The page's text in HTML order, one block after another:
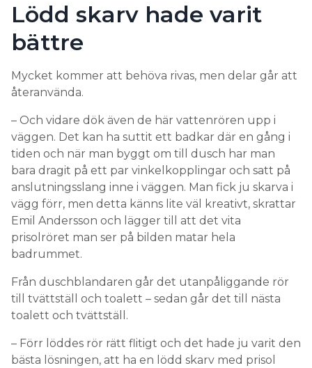
Lödd skarv hade varit
bättre
Mycket kommer att behöva rivas, men delar går att
återanvända.
– Och vidare dök även de här vattenrören upp i
väggen. Det kan ha suttit ett badkar där en gång i
tiden och när man byggt om till dusch har man
bara dragit på ett par vinkelkopplingar och satt på
anslutningsslang inne i väggen. Man fick ju skarva i
vägg förr, men detta känns lite väl kreativt, skrattar
Emil Andersson och lägger till att det vita
prisolröret man ser på bilden matar hela
badrummet.
Från duschblandaren går det utanpåliggande rör
till tvättställ och toalett – sedan går det till nästa
toalett och tvättställ.
– Förr löddes rör rätt flitigt och det hade ju varit den
bästa lösningen, att ha en lödd skarv med prisol